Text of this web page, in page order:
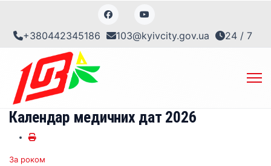
+380442345186 103@kyivcity.gov.ua 24 / 7
Календар медичних дат 2026
За роком